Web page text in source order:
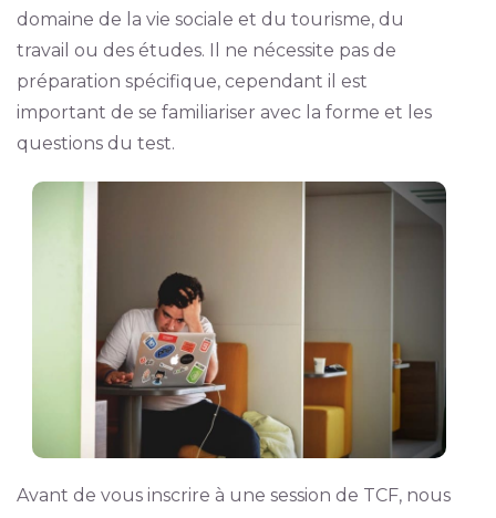
domaine de la vie sociale et du tourisme, du
travail ou des études. Il ne nécessite pas de
préparation spécifique, cependant il est
important de se familiariser avec la forme et les
questions du test.
Avant de vous inscrire à une session de TCF, nous